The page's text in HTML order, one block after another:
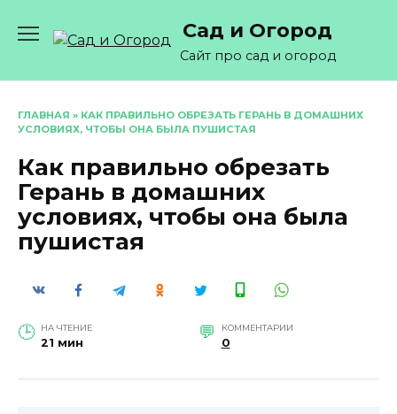
содержанию
Сад и Огород
Сайт про сад и огород
ГЛАВНАЯ » КАК ПРАВИЛЬНО ОБРЕЗАТЬ ГЕРАНЬ В ДОМАШНИХ
УСЛОВИЯХ, ЧТОБЫ ОНА БЫЛА ПУШИСТАЯ
Как правильно обрезать
Герань в домашних
условиях, чтобы она была
пушистая
НА ЧТЕНИЕ
21 мин
КОММЕНТАРИИ
0